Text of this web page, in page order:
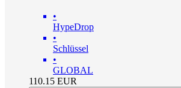
•
HypeDrop
•
Schlüssel
•
GLOBAL
110.15 EUR